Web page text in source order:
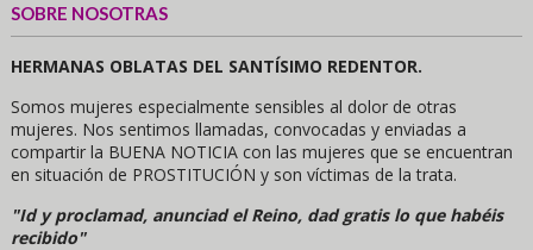
SOBRE NOSOTRAS
HERMANAS OBLATAS DEL SANTÍSIMO REDENTOR.
Somos mujeres especialmente sensibles al dolor de otras
mujeres. Nos sentimos llamadas, convocadas y enviadas a
compartir la BUENA NOTICIA con las mujeres que se encuentran
en situación de PROSTITUCIÓN y son víctimas de la trata.
"Id y proclamad, anunciad el Reino, dad gratis lo que habéis
recibido"